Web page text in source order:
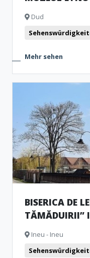
Dud
Mehr sehen
BISERICA DE
TĂMĂDUIRII”
Ineu - Ineu